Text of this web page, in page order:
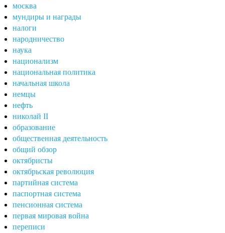
москва
мундиры и награды
налоги
народничество
наука
национализм
национальная политика
начальная школа
немцы
нефть
николай II
образование
общественная деятельность
общий обзор
октябристы
октябрьская революция
партийная система
паспортная система
пенсионная система
первая мировая война
переписи